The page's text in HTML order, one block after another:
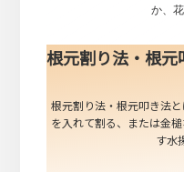
か、
根元割り法・根元
根元割り法・根元叩き法
を入れて割る、または金
す水